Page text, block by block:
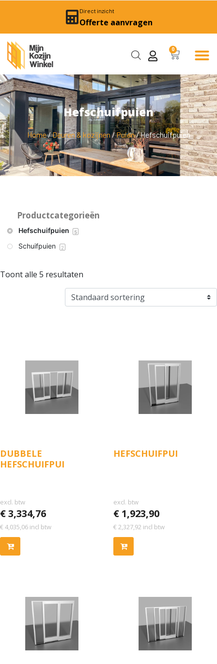
Direct inzicht
Offerte aanvragen
0
Hefschuifpuien
Home/Deuren & kozijnen/Puien/ Hefschuifpuien
Productcategorieën
Hefschuifpuien 5
Schuifpuien 2
Toont alle 5 resultaten
DUBBELE
HEFSCHUIFPUI
excl. btw
€3,334,76
€ 4,035,06 incl btw
HEFSCHUIFPUI
excl. btw
€ 1,923,90
€ 2,327,92 incl btw